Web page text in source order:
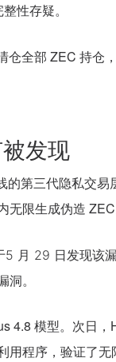
性存疑。
全部 ZEC 持仓
发现
的第三代隐私交
限生成伪造
5 月 29 日发现该
。
4.8 模型。次日
程序，验证了